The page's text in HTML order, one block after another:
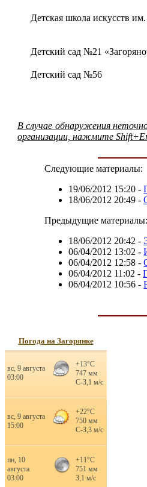
Детская школа искусств
Детский сад №21
Детский сад №56
В случае обнаружения
организации, нажмите
Следующие материалы:
19/06/2012 15:20 -
18/06/2012 20:49 -
Предыдущие материалы:
18/06/2012 20:42 -
06/04/2012 13:02 -
06/04/2012 12:58 -
06/04/2012 11:02 -
06/04/2012 10:56 -
Погода на Загорянке